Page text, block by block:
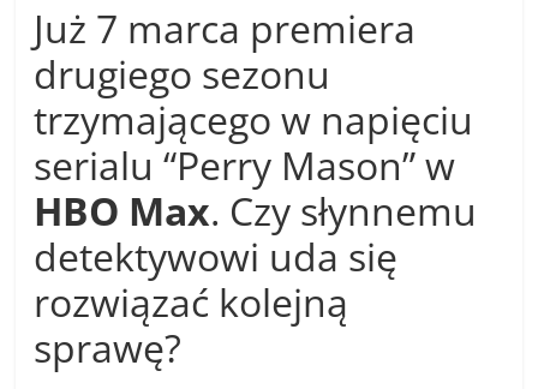
Już 7 marca premiera
drugiego sezonu
trzymającego w napięciu
serialu “Perry Mason” w
HBO Max. Czy słynnemu
detektywowi uda się
rozwiązać kolejną
sprawę?